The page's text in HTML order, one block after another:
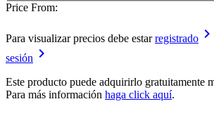
Price From:
Para visualizar precios debe estarregistrado keyboard_arrow_right
sesión keyboard_arrow_right
Este producto puede adquirirlo gratuitamente
Para más información haga click aquí.